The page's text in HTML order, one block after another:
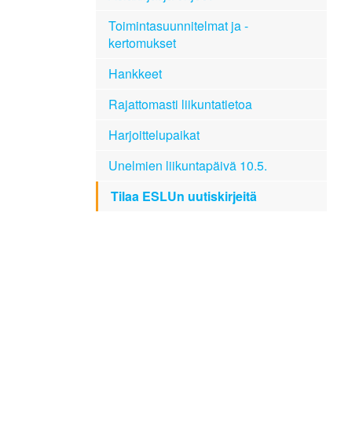
Toimintasuunnitelmat ja -
kertomukset
Hankkeet
Rajattomasti liikuntatietoa
Harjoittelupaikat
Unelmien liikuntapäivä 10.5.
Tilaa ESLUn uutiskirjeitä